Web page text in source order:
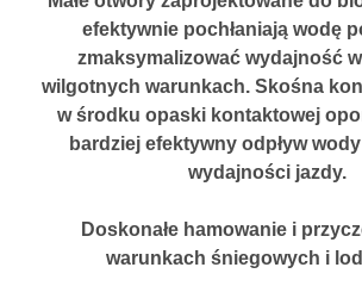
efektywnie pochłaniają wodę
zmaksymalizować wydajność
wilgotnych warunkach. Skośna
w środku opaski kontaktowej
bardziej efektywny odpływ
wydajności jazdy.
Doskonałe hamowanie i
warunkach śniegowych i